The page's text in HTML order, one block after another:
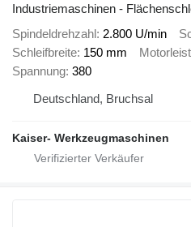
Industriemaschinen -
Spindeldrehzahl 2.800 U/min
Schleifbreite 150 mm
Spannung 380
Deutschland, Bruchsal
Kaiser- Werkzeugmaschinen